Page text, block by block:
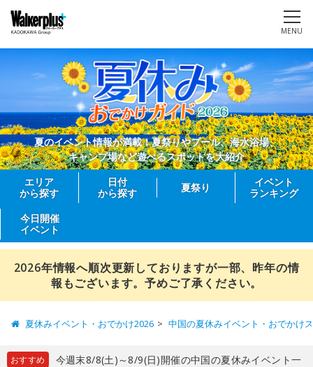
MENU
夏のイベント情報が満載！夏祭りやプール、海水浴場、
キャンプ場など遊べるスポットを大紹介
エリア
から探す
日付
から探す
夏祭り
イベント
ランキング
今日開催
イベント
2026年情報へ順次更新しておりますが一部、昨年の情
報もございます。予めご了承ください。
夏休みイベント・おでかけ2026 中国の夏休みイベント・おでかけ
おすすめ
今週末8/8(土)～8/9(日)開催の中国の夏休みイベント一